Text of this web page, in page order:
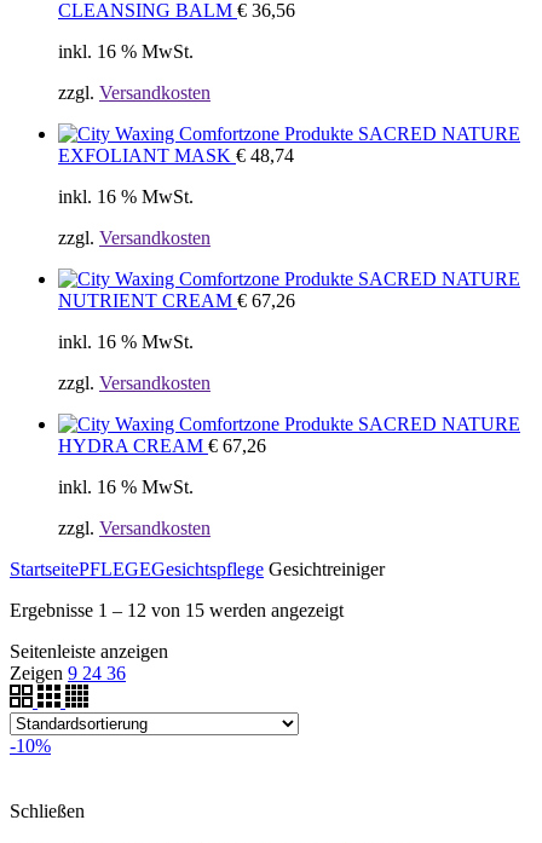
CLEANSING BALM € 36,56
inkl. 16 % MwSt.
zzgl. Versandkosten
SACRED NATURE
EXFOLIANT MASK € 48,74
inkl. 16 % MwSt.
zzgl. Versandkosten
SACRED NATURE
NUTRIENT CREAM € 67,26
inkl. 16 % MwSt.
zzgl. Versandkosten
SACRED NATURE
HYDRA CREAM € 67,26
inkl. 16 % MwSt.
zzgl. Versandkosten
StartseitePFLEGEGesichtspflege Gesichtreiniger
Ergebnisse 1 – 12 von 15 werden angezeigt
Seitenleiste anzeigen
Zeigen 9 24 36
-10%
Schließen